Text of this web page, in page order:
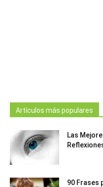
Artículos más populares
Las
90 Frases